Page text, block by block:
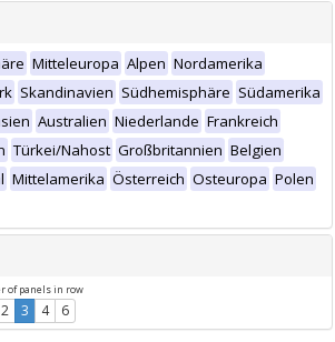
Mitteleuropa Alpen Nordamerika
Skandinavien Südhemisphäre Südamerika
Australien Niederlande Frankreich
Türkei/Nahost Großbritannien Belgien
Mittelamerika Österreich Osteuropa Polen
of panels in row
2 3 4 6